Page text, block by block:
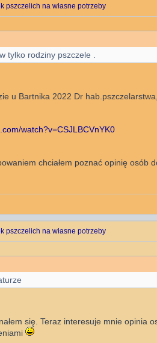
pszczelich na własne potrzeby
tylko rodziny pszczele .
u Bartnika 2022 Dr
watch?v=CSJLBCVnYK0
chciałem poznać opinię osób
pszczelich na własne potrzeby
się. Teraz interesuje mnie opinia